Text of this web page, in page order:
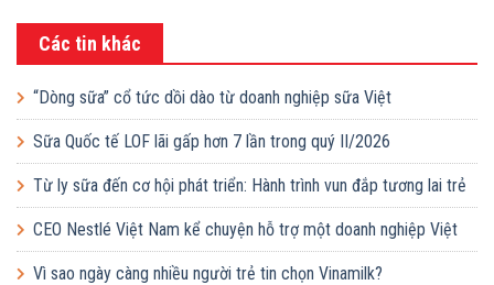
Các tin khác
“Dòng sữa” cổ tức dồi dào từ doanh nghiệp sữa Việt
Sữa Quốc tế LOF lãi gấp hơn 7 lần trong quý II/2026
Từ ly sữa đến cơ hội phát triển: Hành trình vun đắp tương lai trẻ
em Việt của Vinamilk
CEO Nestlé Việt Nam kể chuyện hỗ trợ một doanh nghiệp Việt
tăng quy mô gấp 10 lần
Vì sao ngày càng nhiều người trẻ tin chọn Vinamilk?